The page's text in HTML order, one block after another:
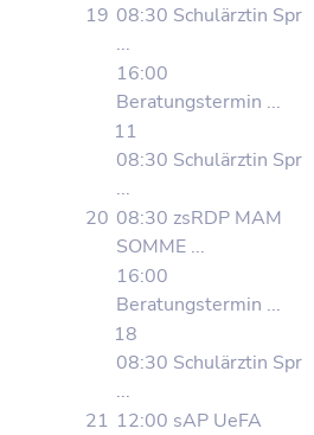
19 08:30 Schulärztin Spr
...
16:00
Beratungstermin ...
20
11
08:30 Schulärztin Spr
...
08:30 zsRDP MAM
SOMME ...
16:00
Beratungstermin ...
21
18
08:30 Schulärztin Spr
...
12:00 sAP UeFA